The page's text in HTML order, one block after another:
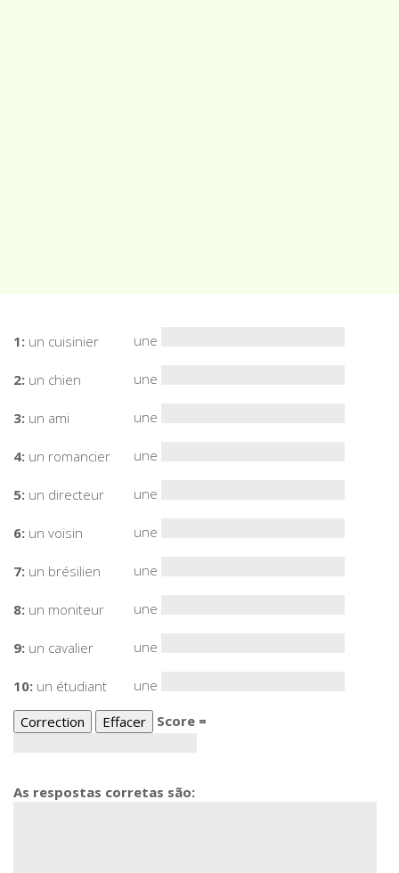
1: un cuisinier une
2: un chien une
3: un ami une
4: un romancier une
5: un directeur une
6: un voisin une
7: un brésilien une
8: un moniteur une
9: un cavalier une
10: un étudiant
une
Score =
As respostas corretas são: